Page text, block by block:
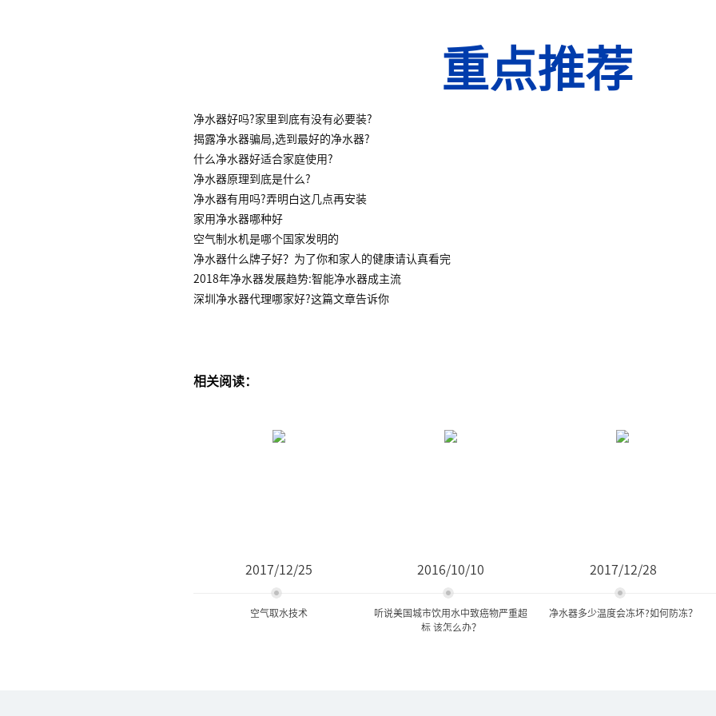
重点推荐
净水器好吗?家里到底有没有必要装?
揭露净水器骗局,选到最好的净水器?
什么净水器好适合家庭使用?
净水器原理到底是什么?
净水器有用吗?弄明白这几点再安装
家用净水器哪种好
空气制水机是哪个国家发明的
净水器什么牌子好？为了你和家人的健康请认真看完
2018年净水器发展趋势:智能净水器成主流
深圳净水器代理哪家好?这篇文章告诉你
相关阅读：
2017/12/25
空气取水技术
2016/10/10
听说美国城市饮用水中致癌物严重超
标 该怎么办？
2017/12/28
净水器多少温度会冻坏?如何防冻？